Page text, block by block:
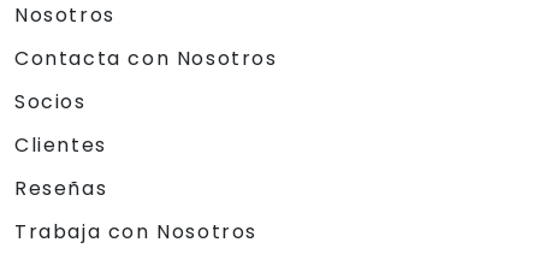
Nosotros
Contacta con Nosotros
Socios
Clientes
Reseñas
Trabaja con Nosotros